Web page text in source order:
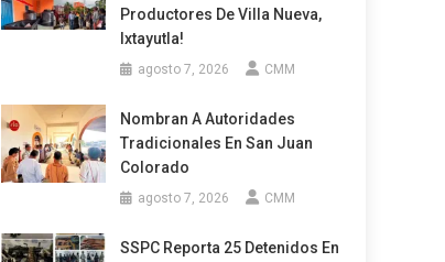
Productores De Villa Nueva,
Ixtayutla!
agosto 7, 2026 CMM
Nombran A Autoridades
Tradicionales En San Juan
Colorado
agosto 7, 2026 CMM
SSPC Reporta 25 Detenidos En